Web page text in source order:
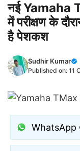
नई Yamaha
में परीक्षण के
है पेशकश
Sudhir Kumar
Published on: 11
WhatsApp